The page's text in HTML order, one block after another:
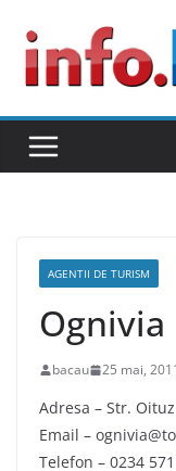
content
AGENTII DE TURISM
Ognivia
bacau 25 mai,
Adresa – Str.
Email –
Telefon – 0234